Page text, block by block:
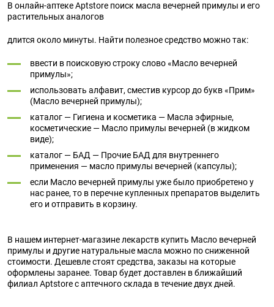
В онлайн-аптеке Aptstore поиск масла вечерней примулы и его
растительных аналогов
длится около минуты. Найти полезное средство можно так:
ввести в поисковую строку слово «Масло вечерней
примулы»;
использовать алфавит, сместив курсор до букв «Прим»
(Масло вечерней примулы);
каталог — Гигиена и косметика — Масла эфирные,
косметические — Масло примулы вечерней (в жидком
виде);
каталог — БАД — Прочие БАД для внутреннего
применения — масло примулы вечерней (капсулы);
если Масло вечерней примулы уже было приобретено у
нас ранее, то в перечне купленных препаратов выделить
его и отправить в корзину.
В нашем интернет-магазине лекарств купить Масло вечерней
примулы и другие натуральные масла можно по сниженной
стоимости. Дешевле стоят средства, заказы на которые
оформлены заранее. Товар будет доставлен в ближайший
филиал Aptstore с аптечного склада в течение двух дней.